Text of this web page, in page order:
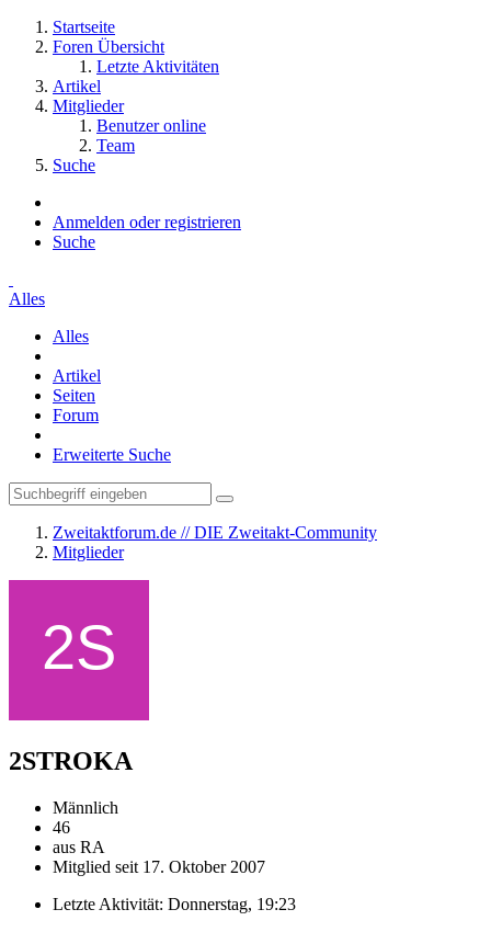
Startseite
Foren Übersicht
Letzte Aktivitäten
Artikel
Mitglieder
Benutzer online
Team
Suche
Anmelden oder registrieren
Suche
Alles
Alles
Artikel
Seiten
Forum
Erweiterte Suche
Zweitaktforum.de // DIE Zweitakt-Community
Mitglieder
2STROKA
Männlich
46
aus RA
Mitglied seit 17. Oktober 2007
Letzte Aktivität: Donnerstag, 19:23